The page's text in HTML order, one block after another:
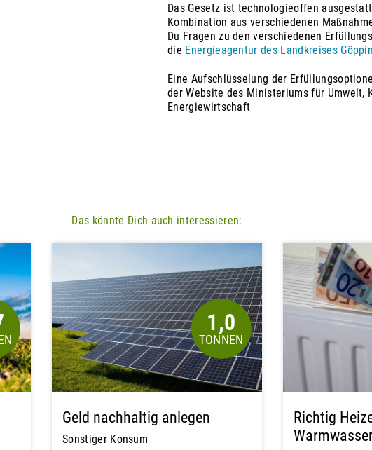
Das Gesetz ist technologieoffen
Kombination aus verschiedenen
Du Fragen zu den verschiedenen
die Energieagentur des Landkreises
Eine Aufschlüsselung der
der Website des Ministeriums für Umwelt,
Energiewirtschaft
Das könnte Dich auch interessieren:
Geld nachhaltig anlegen
Sonstiger Konsum
1,0
Richtig